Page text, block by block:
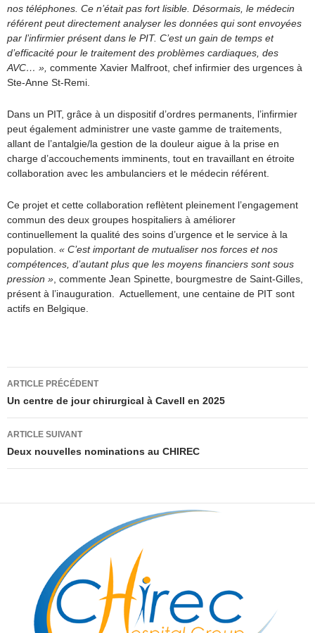
nos téléphones. Ce n’était pas fort lisible. Désormais, le médecin
référent peut directement analyser les données qui sont envoyées
par l’infirmier présent dans le PIT. C’est un gain de temps et
d’efficacité pour le traitement des problèmes cardiaques, des
AVC… », commente Xavier Malfroot, chef infirmier des urgences à
Ste-Anne St-Remi.
Dans un PIT, grâce à un dispositif d’ordres permanents, l’infirmier
peut également administrer une vaste gamme de traitements,
allant de l’antalgie/la gestion de la douleur aigue à la prise en
charge d’accouchements imminents, tout en travaillant en étroite
collaboration avec les ambulanciers et le médecin référent.
Ce projet et cette collaboration reflètent pleinement l’engagement
commun des deux groupes hospitaliers à améliorer
continuellement la qualité des soins d’urgence et le service à la
population. « C’est important de mutualiser nos forces et nos
compétences, d’autant plus que les moyens financiers sont sous
pression » , commente Jean Spinette, bourgmestre de Saint-Gilles,
présent à l’inauguration. Actuellement, une centaine de PIT sont
actifs en Belgique.
Navigation
des
articles
ARTICLE PRÉCÉDENT
Un centre de jour chirurgical à Cavell en 2025
ARTICLE SUIVANT
Deux nouvelles nominations au CHIREC